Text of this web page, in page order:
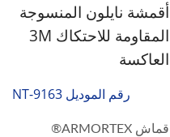
أقمشة نايلون المنسوجة
المقاومة للاحتكاك 3M
العاكسة
رقم الموديل NT-9163
قماش ARMORTEX®